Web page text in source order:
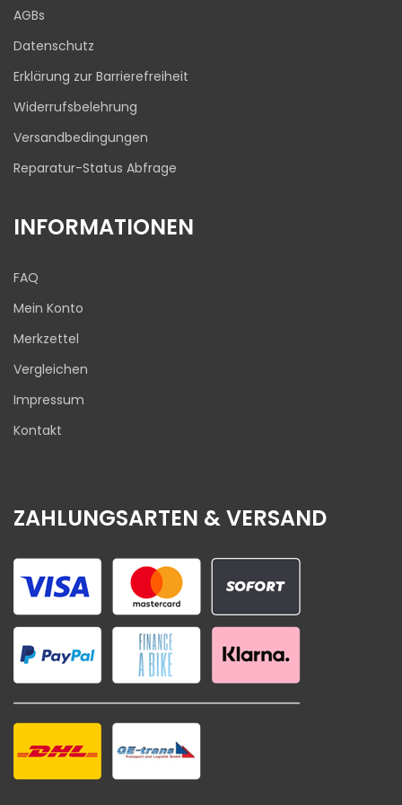
AGBs
Datenschutz
Erklärung zur Barrierefreiheit
Widerrufsbelehrung
Versandbedingungen
Reparatur-Status Abfrage
INFORMATIONEN
FAQ
Mein Konto
Merkzettel
Vergleichen
Impressum
Kontakt
ZAHLUNGSARTEN & VERSAND